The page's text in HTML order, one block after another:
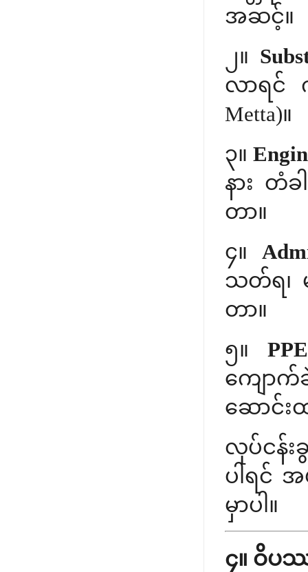
အဆင့်။
၂။
လာရင်
Metta)။
၃။
နား တံ
တာ။
၄။
သတ်ရ၊
တာ။
၅။
ကျော
ဆောင်း
လုပ်ငန်း
ပါရင်
မှာပါ။
၄။ ဝိပဿ